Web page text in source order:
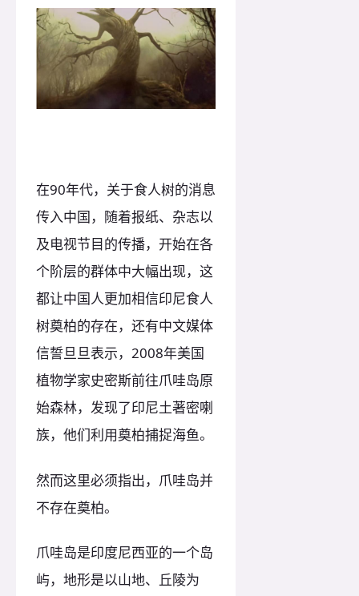
在90年代，关于食人树的消息
传入中国，随着报纸、杂志以
及电视节目的传播，开始在各
个阶层的群体中大幅出现，这
都让中国人更加相信印尼食人
树奠柏的存在，还有中文媒体
信誓旦旦表示，2008年美国
植物学家史密斯前往爪哇岛原
始森林，发现了印尼土著密喇
族，他们利用奠柏捕捉海鱼。
然而这里必须指出，爪哇岛并
不存在奠柏。
爪哇岛是印度尼西亚的一个岛
屿，地形是以山地、丘陵为